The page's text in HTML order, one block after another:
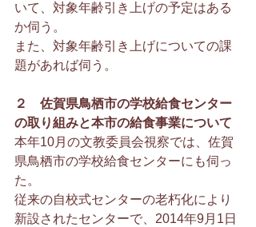
いて、対象年齢引き上げの予定はある
か伺う。
また、対象年齢引き上げについての課
題があれば伺う。
２　佐賀県鳥栖市の学校給食センター
の取り組みと本市の給食事業について
本年10月の文教委員会視察では、佐賀
県鳥栖市の学校給食センターにも伺っ
た。
従来の自校式センターの老朽化により
新設されたセンターで、2014年9月1日